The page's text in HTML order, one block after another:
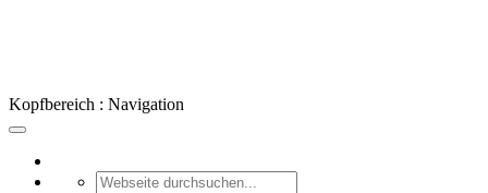
Kopfbereich : Navigation